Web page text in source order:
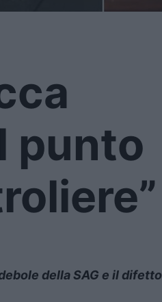
punto
della SAG e il difetto